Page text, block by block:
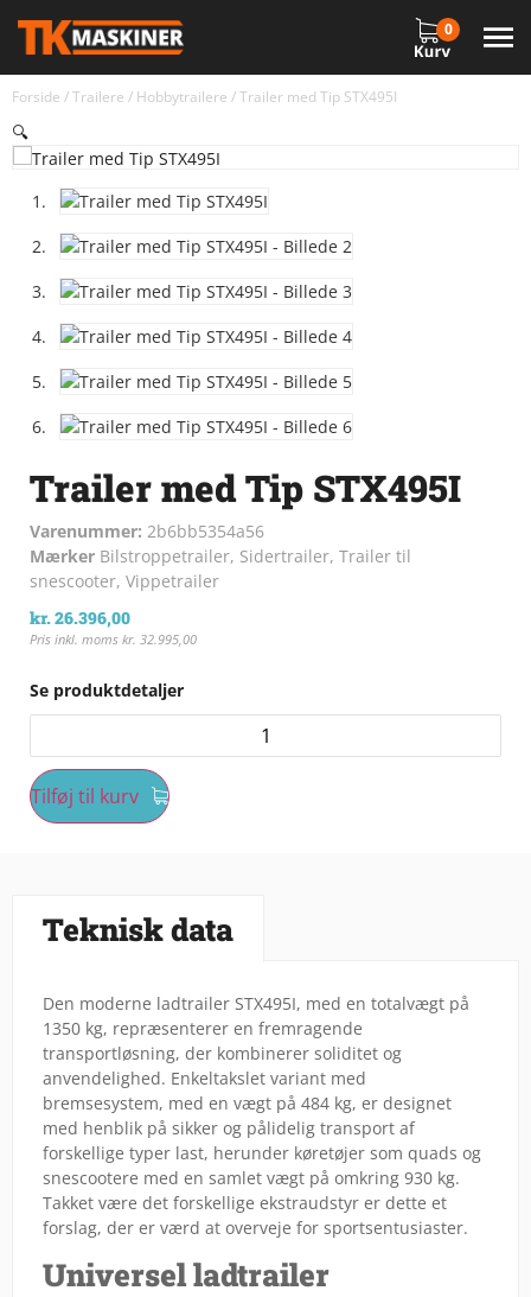
0
Forside /Trailere / Hobbytrailere / Trailer med Tip STX495I
🔍
Trailer med Tip STX495I
Varenummer: 2b6bb5354a56
Mærker Bilstroppetrailer, Sidertrailer, Trailer til
snescooter, Vippetrailer
kr.26.396,00
Pris inkl. moms kr. 32.995,00
Se produktdetaljer
Tilføj til kurv
Teknisk data
Den moderne ladtrailer STX495I, med en totalvægt på
1350 kg, repræsenterer en fremragende
transportløsning, der kombinerer soliditet og
anvendelighed. Enkeltakslet variant med
bremsesystem, med en vægt på 484 kg, er designet
med henblik på sikker og pålidelig transport af
forskellige typer last, herunder køretøjer som quads og
snescootere med en samlet vægt på omkring 930 kg.
Takket være det forskellige ekstraudstyr er dette et
forslag, der er værd at overveje for sportsentusiaster.
Universel ladtrailer